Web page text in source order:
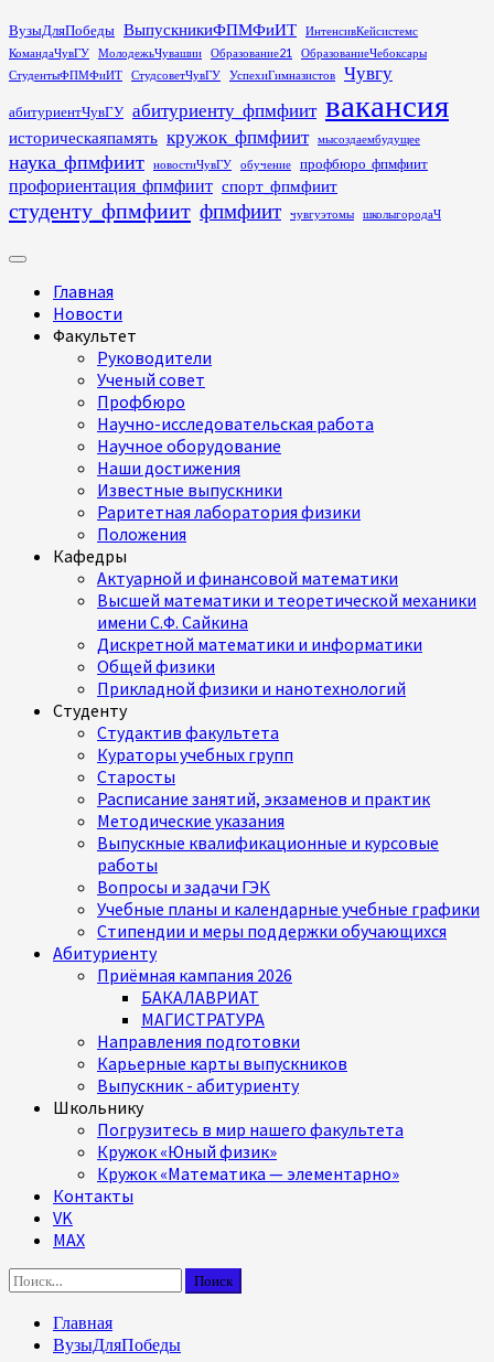
Перейти
к
содержимому
ВузыДляПобеды ВыпускникиФПМФиИТ
ИнтенсивКейсистемс
КомандаЧувГУ
МолодежьЧувашии Образование21
ОбразованиеЧебоксары
СтудентыФПМФиИТ
СтудсоветЧувГУ УспехиГимназистов Чувгу
абитуриентЧувГУ абитуриенту_фпмфиит вакансия
историческаяпамять кружок_фпмфиит мысоздаембудущее
наука_фпмфиит новостиЧувГУ обучение профбюро_фпмфиит
профориентация_фпмфиит спорт_фпмфиит
студенту_фпмфиит фпмфиит чувгуэтомы школыгородаЧ
Основное
Главная
Новости
Факультет
Руководители
Ученый совет
Профбюро
Научно-исследовательская работа
Научное оборудование
Наши достижения
Известные выпускники
Раритетная лаборатория физики
Положения
Кафедры
Актуарной и финансовой математики
Высшей математики и теоретической механики
имени С.Ф. Сайкина
Дискретной математики и информатики
Общей физики
Прикладной физики и нанотехнологий
Студенту
Студактив факультета
Кураторы учебных групп
Старосты
Расписание занятий, экзаменов и практик
Методические указания
Выпускные квалификационные и курсовые
работы
Вопросы и задачи ГЭК
Учебные планы и календарные учебные графики
Стипендии и меры поддержки обучающихся
Абитуриенту
Приёмная кампания 2026
БАКАЛАВРИАТ
МАГИСТРАТУРА
Направления подготовки
Карьерные карты выпускников
Выпускник - абитуриенту
Школьнику
Погрузитесь в мир нашего факультета
Кружок «Юный физик»
Кружок «Математика — элементарно»
Контакты
VK
MAX
Найти:
Главная
ВузыДляПобеды